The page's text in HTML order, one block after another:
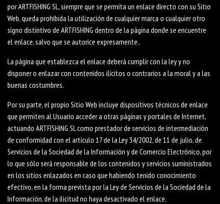
por ARTFISHING SL, siempre que se permita un enlace directo con su Sitio
Web, queda prohibida la utilización de cualquier marca o cualquier otro
signo distintivo de ARTFISHING dentro de la página donde se encuentre
el enlace, salvo que se autorice expresamente..
La página que establezca el enlace deberá cumplir con la ley y no
disponer o enlazar con contenidos ilícitos o contrarios a la moral y a las
buenas costumbres.
Por su parte, el propio Sitio Web incluye dispositivos técnicos de enlace
que permiten al Usuario acceder a otras páginas y portales de Internet,
actuando ARTFISHING SL como prestador de servicios de intermediación
de conformidad con el artículo 17 de la Ley 34/2002, de 11 de julio, de
Servicios de la Sociedad de la Información y de Comercio Electrónico, por
lo que sólo será responsable de los contenidos y servicios suministrados
en los sitios enlazados en caso que habiendo tenido conocimiento
efectivo, en la forma prevista por la Ley de Servicios de la Sociedad de la
Información, de la ilicitud no haya desactivado el enlace.